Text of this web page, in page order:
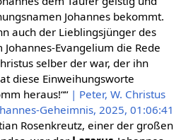
Johannes bekommt.
auch der Lieblingsjünger des
Evangelium die Rede
selber der war, der ihn
diese Einweihungsworte
heraus!““ | Peter, W. Christus
Geheimnis, 2025, 01:06:41
Rosenkreutz, einer der großen